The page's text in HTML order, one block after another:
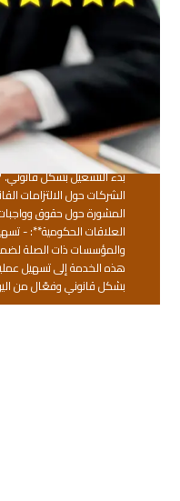
لإدارة المشروعات تشمل
تأسيس الشركة**: -
ذات مسؤولية محدودة،
المستندات المطلوبة
التراخيص**: - تحديد
تحضير وإعداد المستندات
المعنية. - متابعة إجراءات
الشركات حول الالتزامات
العلاقات الحكومية**: -
والمؤسسات ذات الصلة
هذه الخدمة إلى تسهيل
بشكل قانوني وفعّال من